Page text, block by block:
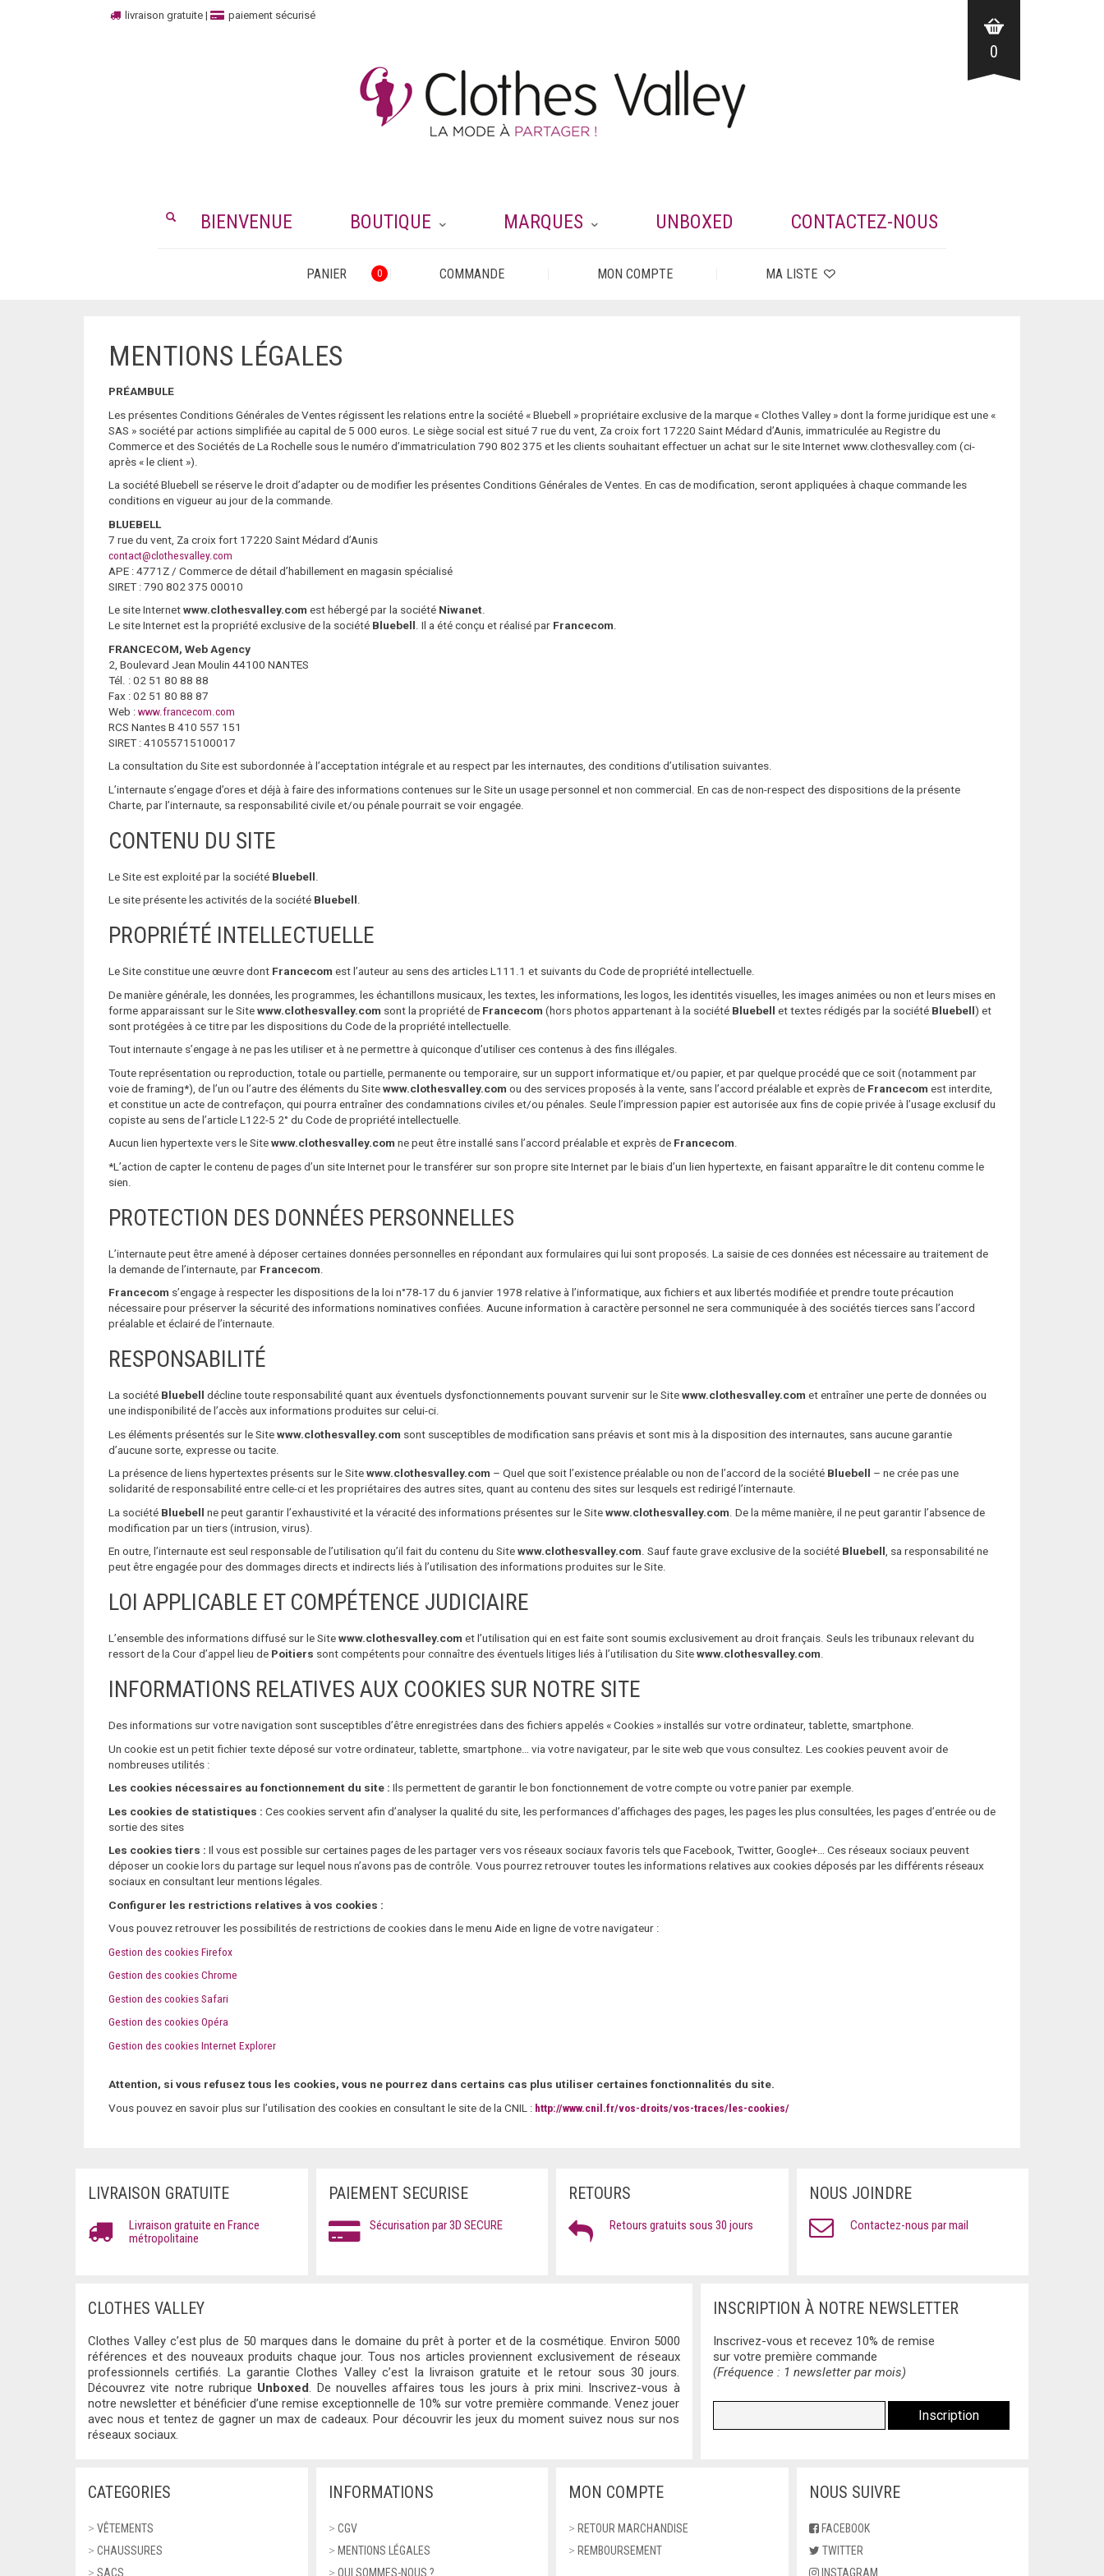
livraison gratuite | paiement sécurisé
BIENVENUE BOUTIQUE MARQUES UNBOXED CONTACTEZ-NOUS
PANIER 0 COMMANDE MON COMPTE MA LISTE
0
MENTIONS LÉGALES
PRÉAMBULE
Les présentes Conditions Générales de Ventes régissent les relations entre la société « Bluebell » propriétaire exclusive de la marque « Clothes Valley » dont la forme juridique est une «
SAS » société par actions simplifiée au capital de 5 000 euros. Le siège social est situé 7 rue du vent, Za croix fort 17220 Saint Médard d’Aunis, immatriculée au Registre du
Commerce et des Sociétés de La Rochelle sous le numéro d’immatriculation 790 802 375 et les clients souhaitant effectuer un achat sur le site Internet www.clothesvalley.com (ci-
après « le client »).
La société Bluebell se réserve le droit d’adapter ou de modifier les présentes Conditions Générales de Ventes. En cas de modification, seront appliquées à chaque commande les
conditions en vigueur au jour de la commande.
BLUEBELL
7 rue du vent, Za croix fort 17220 Saint Médard d’Aunis
contact@clothesvalley.com
APE : 4771Z / Commerce de détail d’habillement en magasin spécialisé
SIRET : 790 802 375 00010
Le site Internetwww.clothesvalley.com est hébergé par la société Niwanet
Le site Internet est la propriété exclusive de la société Bluebell . Il a été conçu et réalisé par Francecom
FRANCECOM, Web Agency
2, Boulevard Jean Moulin 44100 NANTES
Tél. : 02 51 80 88 88
Fax : 02 51 80 88 87
Web :www.francecom.com
RCS Nantes B 410 557 151
SIRET : 41055715100017
La consultation du Site est subordonnée à l’acceptation intégrale et au respect par les internautes, des conditions d’utilisation suivantes.
L’internaute s’engage d’ores et déjà à faire des informations contenues sur le Site un usage personnel et non commercial. En cas de non-respect des dispositions de la présente
Charte, par l’internaute, sa responsabilité civile et/ou pénale pourrait se voir engagée.
CONTENU DU SITE
Le Site est exploité par la société Bluebell
Le site présente les activités de la société Bluebell
PROPRIÉTÉ INTELLECTUELLE
Le Site constitue une œuvre dont Francecom est l’auteur au sens des articles L111.1 et suivants du Code de propriété intellectuelle.
De manière générale, les données, les programmes, les échantillons musicaux, les textes, les informations, les logos, les identités visuelles, les images animées ou non et leurs mises en
forme apparaissant sur le Sitewww.clothesvalley.com sont la propriété de Francecom (hors photos appartenant à la société Bluebell et textes rédigés par la société Bluebell) et
sont protégées à ce titre par les dispositions du Code de la propriété intellectuelle.
Tout internaute s’engage à ne pas les utiliser et à ne permettre à quiconque d’utiliser ces contenus à des fins illégales.
Toute représentation ou reproduction, totale ou partielle, permanente ou temporaire, sur un support informatique et/ou papier, et par quelque procédé que ce soit (notamment par
voie de framing*), de l’un ou l’autre des éléments du Sitewww.clothesvalley.com ou des services proposés à la vente, sans l’accord préalable et exprès de Francecom est interdite,
et constitue un acte de contrefaçon, qui pourra entraîner des condamnations civiles et/ou pénales. Seule l’impression papier est autorisée aux fins de copie privée à l’usage exclusif du
copiste au sens de l’article L122-5 2° du Code de propriété intellectuelle.
Aucun lien hypertexte vers le Sitewww.clothesvalley.com ne peut être installé sans l’accord préalable et exprès de Francecom
*L’action de capter le contenu de pages d’un site Internet pour le transférer sur son propre site Internet par le biais d’un lien hypertexte, en faisant apparaître le dit contenu comme le
sien.
PROTECTION DES DONNÉES PERSONNELLES
L’internaute peut être amené à déposer certaines données personnelles en répondant aux formulaires qui lui sont proposés. La saisie de ces données est nécessaire au traitement de
la demande de l’internaute, par Francecom
Francecom s’engage à respecter les dispositions de la loi n°78-17 du 6 janvier 1978 relative à l’informatique, aux fichiers et aux libertés modifiée et prendre toute précaution
nécessaire pour préserver la sécurité des informations nominatives confiées. Aucune information à caractère personnel ne sera communiquée à des sociétés tierces sans l’accord
préalable et éclairé de l’internaute.
RESPONSABILITÉ
La société Bluebell décline toute responsabilité quant aux éventuels dysfonctionnements pouvant survenir sur le Sitewww.clothesvalley.com et entraîner une perte de données ou
une indisponibilité de l’accès aux informations produites sur celui-ci.
Les éléments présentés sur le Sitewww.clothesvalley.com sont susceptibles de modification sans préavis et sont mis à la disposition des internautes, sans aucune garantie
d’aucune sorte, expresse ou tacite.
La présence de liens hypertextes présents sur le Sitewww.clothesvalley.com – Quel que soit l’existence préalable ou non de l’accord de la société Bluebell – ne crée pas une
solidarité de responsabilité entre celle-ci et les propriétaires des autres sites, quant au contenu des sites sur lesquels est redirigé l’internaute.
La société Bluebell ne peut garantir l’exhaustivité et la véracité des informations présentes sur le Sitewww.clothesvalley.com . De la même manière, il ne peut garantir l’absence de
modification par un tiers (intrusion, virus).
En outre, l’internaute est seul responsable de l’utilisation qu’il fait du contenu du Sitewww.clothesvalley.com . Sauf faute grave exclusive de la société Bluebell , sa responsabilité ne
peut être engagée pour des dommages directs et indirects liés à l’utilisation des informations produites sur le Site.
LOI APPLICABLE ET COMPÉTENCE JUDICIAIRE
L’ensemble des informations diffusé sur le Sitewww.clothesvalley.com et l’utilisation qui en est faite sont soumis exclusivement au droit français. Seuls les tribunaux relevant du
ressort de la Cour d’appel lieu de Poitiers sont compétents pour connaître des éventuels litiges liés à l’utilisation du Sitewww.clothesvalley.com
INFORMATIONS RELATIVES AUX COOKIES SUR NOTRE SITE
Des informations sur votre navigation sont susceptibles d’être enregistrées dans des fichiers appelés « Cookies » installés sur votre ordinateur, tablette, smartphone.
Un cookie est un petit fichier texte déposé sur votre ordinateur, tablette, smartphone… via votre navigateur, par le site web que vous consultez. Les cookies peuvent avoir de
nombreuses utilités :
Les cookies nécessaires au fonctionnement du site : Ils permettent de garantir le bon fonctionnement de votre compte ou votre panier par exemple.
Les cookies de statistiques : Ces cookies servent afin d’analyser la qualité du site, les performances d’affichages des pages, les pages les plus consultées, les pages d’entrée ou de
sortie des sites
Les cookies tiers : Il vous est possible sur certaines pages de les partager vers vos réseaux sociaux favoris tels que Facebook, Twitter, Google+… Ces réseaux sociaux peuvent
déposer un cookie lors du partage sur lequel nous n’avons pas de contrôle. Vous pourrez retrouver toutes les informations relatives aux cookies déposés par les différents réseaux
sociaux en consultant leur mentions légales.
Configurer les restrictions relatives à vos cookies :
Vous pouvez retrouver les possibilités de restrictions de cookies dans le menu Aide en ligne de votre navigateur :
Gestion des cookies Firefox
Gestion des cookies Chrome
Gestion des cookies Safari
Gestion des cookies Opéra
Gestion des cookies Internet Explorer
Attention, si vous refusez tous les cookies, vous ne pourrez dans certains cas plus utiliser certaines fonctionnalités du site.
Vous pouvez en savoir plus sur l’utilisation des cookies en consultant le site de la CNIL : http://www.cnil.fr/vos-droits/vos-traces/les-cookies/
LIVRAISON GRATUITE
Livraison gratuite en France
métropolitaine
PAIEMENT SECURISE
Sécurisation par 3D SECURE
RETOURS
Retours gratuits sous 30 jours
NOUS JOINDRE
Contactez-nous par mail
CLOTHES VALLEY
Clothes Valley c’est plus de 50 marques dans le domaine du prêt à porter et de la cosmétique. Environ 5000
références et des nouveaux produits chaque jour. Tous nos articles proviennent exclusivement de réseaux
professionnels certifiés. La garantie Clothes Valley c’est la livraison gratuite et le retour sous 30 jours.
Découvrez vite notre rubrique Unboxed. De nouvelles affaires tous les jours à prix mini. Inscrivez-vous à
notre newsletter et bénéficier d’une remise exceptionnelle de 10% sur votre première commande. Venez jouer
avec nous et tentez de gagner un max de cadeaux. Pour découvrir les jeux du moment suivez nous sur nos
réseaux sociaux.
INSCRIPTION À NOTRE NEWSLETTER
Inscrivez-vous et recevez 10% de remise
sur votre première commande
(Fréquence : 1 newsletter par mois)
CATEGORIES
> VÊTEMENTS
> CHAUSSURES
> SACS
INFORMATIONS
> CGV
> MENTIONS LÉGALES
> QUI SOMMES-NOUS ?
MON COMPTE
> RETOUR MARCHANDISE
> REMBOURSEMENT
NOUS SUIVRE
FACEBOOK
TWITTER
INSTAGRAM